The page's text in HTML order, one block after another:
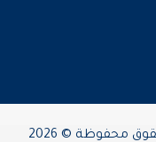
© 2026